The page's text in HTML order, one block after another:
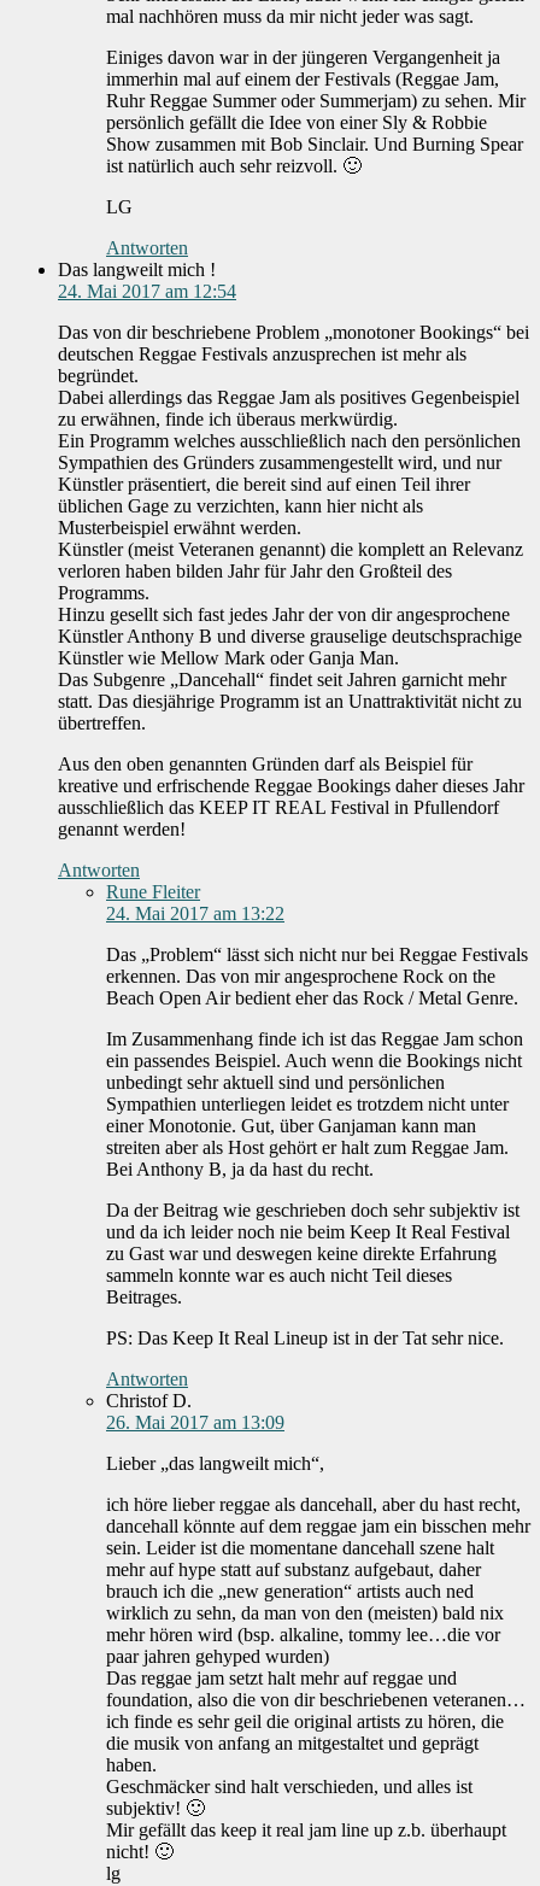
mal nachhören muss da mir nicht jeder was sagt.
Einiges davon war in der jüngeren Vergangenheit ja
immerhin mal auf einem der Festivals (Reggae Jam,
Ruhr Reggae Summer oder Summerjam) zu sehen. Mir
persönlich gefällt die Idee von einer Sly & Robbie
Show zusammen mit Bob Sinclair. Und Burning Spear
ist natürlich auch sehr reizvoll. 🙂
LG
Antworten
Das langweilt mich !
24. Mai 2017 am 12:54
Das von dir beschriebene Problem „monotoner Bookings“ bei
deutschen Reggae Festivals anzusprechen ist mehr als
begründet.
Dabei allerdings das Reggae Jam als positives Gegenbeispiel
zu erwähnen, finde ich überaus merkwürdig.
Ein Programm welches ausschließlich nach den persönlichen
Sympathien des Gründers zusammengestellt wird, und nur
Künstler präsentiert, die bereit sind auf einen Teil ihrer
üblichen Gage zu verzichten, kann hier nicht als
Musterbeispiel erwähnt werden.
Künstler (meist Veteranen genannt) die komplett an Relevanz
verloren haben bilden Jahr für Jahr den Großteil des
Programms.
Hinzu gesellt sich fast jedes Jahr der von dir angesprochene
Künstler Anthony B und diverse grauselige deutschsprachige
Künstler wie Mellow Mark oder Ganja Man.
Das Subgenre „Dancehall“ findet seit Jahren garnicht mehr
statt. Das diesjährige Programm ist an Unattraktivität nicht zu
übertreffen.
Aus den oben genannten Gründen darf als Beispiel für
kreative und erfrischende Reggae Bookings daher dieses Jahr
ausschließlich das KEEP IT REAL Festival in Pfullendorf
genannt werden!
Antworten
Rune Fleiter
24. Mai 2017 am 13:22
Das „Problem“ lässt sich nicht nur bei Reggae Festivals
erkennen. Das von mir angesprochene Rock on the
Beach Open Air bedient eher das Rock / Metal Genre.
Im Zusammenhang finde ich ist das Reggae Jam schon
ein passendes Beispiel. Auch wenn die Bookings nicht
unbedingt sehr aktuell sind und persönlichen
Sympathien unterliegen leidet es trotzdem nicht unter
einer Monotonie. Gut, über Ganjaman kann man
streiten aber als Host gehört er halt zum Reggae Jam.
Bei Anthony B, ja da hast du recht.
Da der Beitrag wie geschrieben doch sehr subjektiv ist
und da ich leider noch nie beim Keep It Real Festival
zu Gast war und deswegen keine direkte Erfahrung
sammeln konnte war es auch nicht Teil dieses
Beitrages.
PS: Das Keep It Real Lineup ist in der Tat sehr nice.
Antworten
Christof D.
26. Mai 2017 am 13:09
Lieber „das langweilt mich“,
ich höre lieber reggae als dancehall, aber du hast recht,
dancehall könnte auf dem reggae jam ein bisschen mehr
sein. Leider ist die momentane dancehall szene halt
mehr auf hype statt auf substanz aufgebaut, daher
brauch ich die „new generation“ artists auch ned
wirklich zu sehn, da man von den (meisten) bald nix
mehr hören wird (bsp. alkaline, tommy lee…die vor
paar jahren gehyped wurden)
Das reggae jam setzt halt mehr auf reggae und
foundation, also die von dir beschriebenen veteranen…
ich finde es sehr geil die original artists zu hören, die
die musik von anfang an mitgestaltet und geprägt
haben.
Geschmäcker sind halt verschieden, und alles ist
subjektiv! 🙂
Mir gefällt das keep it real jam line up z.b. überhaupt
nicht! 🙂
lg